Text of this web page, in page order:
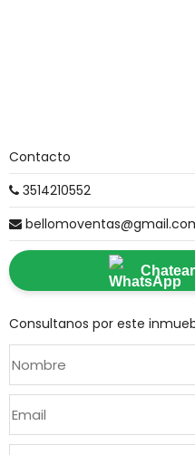
Contacto
3514210552
Consultanos por este